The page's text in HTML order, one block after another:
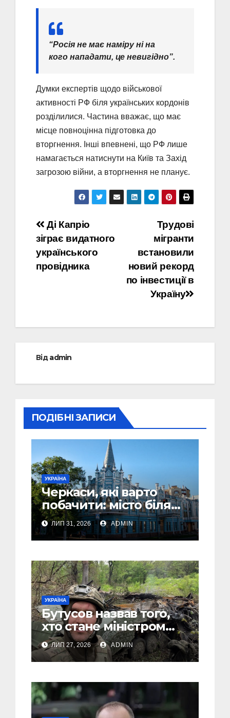
“Росія не має наміру ні на
кого нападати, це невигідно”.
Думки експертів щодо військової
активності РФ біля українських кордонів
розділилися. Частина вважає, що має
місце повноцінна підготовка до
вторгнення. Інші впевнені, що РФ лише
намагається натиснути на Київ та Захід
загрозою війни, а вторгнення не планує.
Навігація
записів
Трудові
мігранти
встановили
новий рекорд
по інвестиції в
Україну
Ді Капріо
зіграє видатного
українського
провідника
Відadmin
ПОДІБНІ ЗАПИСИ
УКРАЇНА
Черкаси, які варто
побачити: місто біля
Дніпра, зелені парки
та місця з особливою
атмосферою
ЛИП 31, 2026 ADMIN
УКРАЇНА
Бутусов назвав того,
хто стане міністром
оборони України, і
пояснив, чому інакше
не може бути
ЛИП 27, 2026 ADMIN